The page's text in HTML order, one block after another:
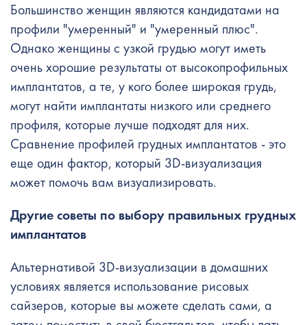
Большинство женщин являются кандидатами на
профили "умеренный" и "умеренный плюс".
Однако женщины с узкой грудью могут иметь
очень хорошие результаты от высокопрофильных
имплантатов, а те, у кого более широкая грудь,
могут найти имплантаты низкого или среднего
профиля, которые лучше подходят для них.
Сравнение профилей грудных имплантатов - это
еще один фактор, который 3D-визуализация
может помочь вам визуализировать.
Другие советы по выбору правильных грудных
имплантатов
Альтернативой 3D-визуализации в домашних
условиях является использование рисовых
сайзеров, которые вы можете сделать сами, а